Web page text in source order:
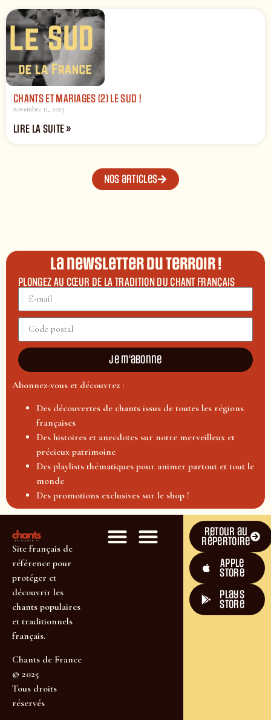
CHANTS ET MARIAGES (2) LE SUD !
novembre 11, 2025
LIRE LA SUITE »
Nos articles
La newsletter du terroir !
PLONGEZ AU CŒUR DE LA TRADITION DU CHANT FRANÇAIS
Je m'abonne
Abonnez-vous et découvrez :
Des découvertes de chants issus de toutes les régions
françaises
Des histoires et anecdotes sur notre merveilleux et
précieux patrimoine
Des playlists thématiques pour animer partout et tout le
monde
Des promotions exclusives sur le shop !
Site français de
référence pour
protéger et
découvrir les
chants populaires
et traditionnels
français.
Chants de France
© 2025
Tous droits
réservés
Retour au
répertoire
Apple
Store
plays
store